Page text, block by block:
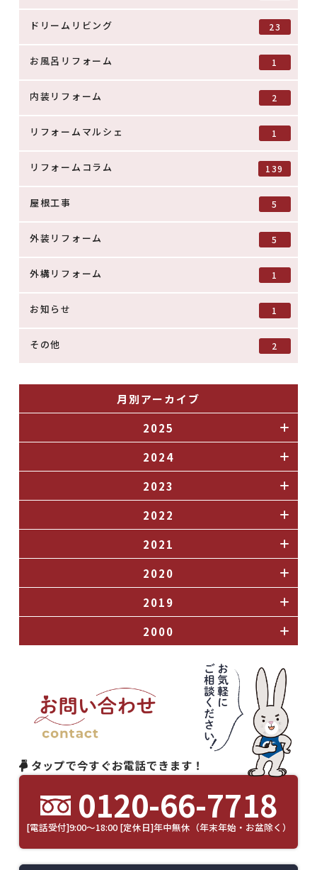
ドリームリビング 23
お風呂リフォーム 1
内装リフォーム 2
リフォームマルシェ 1
リフォームコラム 139
屋根工事 5
外装リフォーム 5
外構リフォーム 1
お知らせ 1
その他 2
月別アーカイブ
2025
2024
2023
2022
2021
2020
2019
2000
タップで今すぐお電話できます！
0120-66-7718
[電話受付]9:00～18:00 [定休日]年中無休（年末年始・お盆除く）